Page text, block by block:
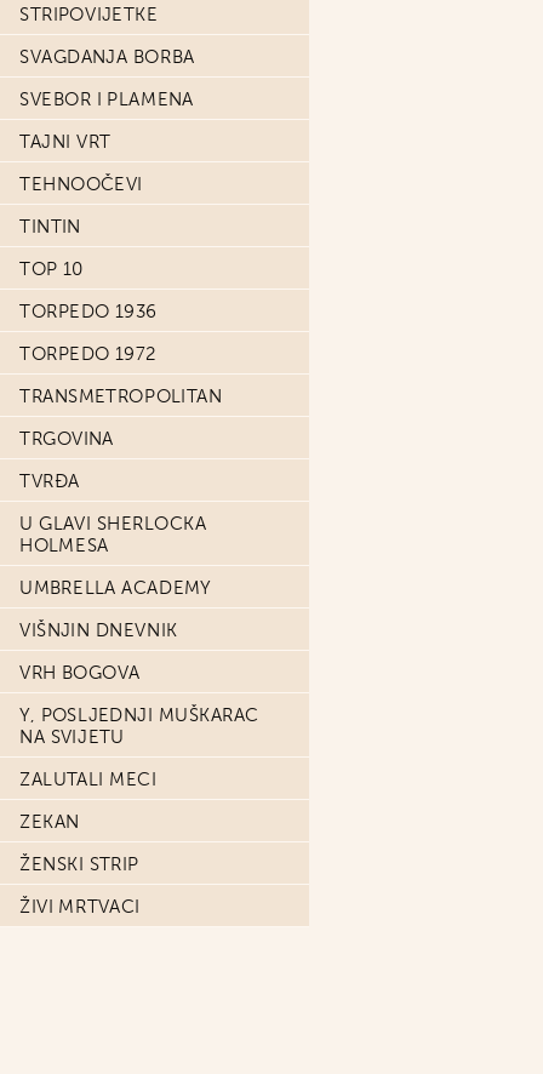
STRIPOVIJETKE
SVAGDANJA BORBA
SVEBOR I PLAMENA
TAJNI VRT
TEHNOOČEVI
TINTIN
TOP 10
TORPEDO 1936
TORPEDO 1972
TRANSMETROPOLITAN
TRGOVINA
TVRĐA
U GLAVI SHERLOCKA
HOLMESA
UMBRELLA ACADEMY
VIŠNJIN DNEVNIK
VRH BOGOVA
Y, POSLJEDNJI MUŠKARAC
NA SVIJETU
ZALUTALI MECI
ZEKAN
ŽENSKI STRIP
ŽIVI MRTVACI